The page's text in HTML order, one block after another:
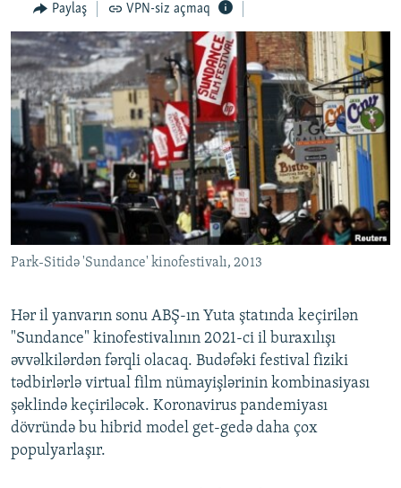
QANUNI DOĞRU
ARAŞDIRMA
MULTIMEDIA
VIDEO
FOTOQALEREYA
İNFOQRAFIKA
KARIKATURA
RADIO ARXIV
OXU ZALI
AZƏRBAYCAN ƏDƏBIYYATI KITABXANASI
İSLAM VƏ DEMOKRATIYA
İZ - MƏDƏNIYYƏT PROQRAMI
HAQQIMIZDA
MISSIYAMIZ
PEŞƏ ETIKASI VƏ JURNALISTIKA STANDARTLARIMIZ
MATERIALLARIMIZDAN ISTIFADƏ
AZADLIQRADIOSU MOBIL TELEFONUNUZDA
XƏBƏR BÜLLETENLƏRIMIZ
BIZI IZLƏ
RFE/RL-in bütün saytları
Paylaş VPN-siz açmaq
Park-Sitidə 'Sundance' kinofestivalı, 2013
Hər il yanvarın sonu ABŞ-ın Yuta ştatında keçirilən
"Sundance" kinofestivalının 2021-ci il buraxılışı
əvvəlkilərdən fərqli olacaq. Budəfəki festival fiziki
tədbirlərlə virtual film nümayişlərinin kombinasiyası
şəklində keçiriləcək. Koronavirus pandemiyası
dövründə bu hibrid model get-gedə daha çox
populyarlaşır.